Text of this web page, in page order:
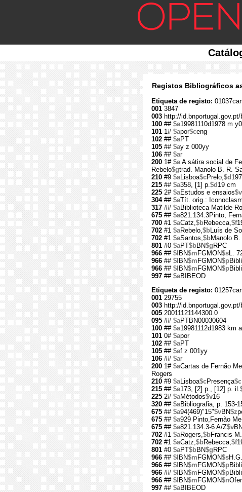
Registos Bibliográficos
Etiqueta de registo:
001 3847
003 http://
100 ## $a19981110d1978 m
101 1# $apor$ceng
102 ## $aPT
105 ## $ay z 000yy
106 ## $ar
200 1# $aA sátira social de
Rebelo$gtrad. Manolo B. R.
210 #9 $aLisboa$cPrelo,$d
215 ## $a358, [1] p.$d 19 cm
225 2# $aEstudos e ensaios$v
304## $aTít. orig.:
317 ## $aBiblioteca Matilde
675 ## $a821.134.3Pinto,
700 #1 $aCatz,$bRebecca,$f
702 #1 $aRebelo,$bLuís de
702 #1 $aSantos,$bManolo B.
801 #0 $aPT$bBN$g RPC
966 ## $l BN$m FGMON$sL.
966 ## $l BN$m FGMON$p
966 ## $l BN$m FGMON$p
997 ## $aBIBEOD
Etiqueta de registo:
001 29755
003 http://
005 20011121144300.0
095 ## $aPTBN00030604
100 ## $a19981112d1983 km
101 0# $apor
102 ## $aPT
105 ## $af z 001yy
106 ## $ar
200 1# $aCartas de Fernão
Rogers
210 #9 $aLisboa$cPresença$c
215 ## $a173, [2] p., [12] p. il.
225 2# $aMétodos$v16
320 ## $aBibliografia, p. 153-
675 ## $a94(469)"15"$vBN$z
675 ## $a929 Pinto,Fernão
675 ## $a821.134.3-6 A/Z$vBN
702 #1 $aRogers,$bFrancis
702 #1 $aCatz,$bRebecca,$f
801 #0 $aPT$bBN$g RPC
966 ## $l BN$m FGMON$s
966 ## $l BN$m FGMON$p
966 ## $l BN$m FGMON$p
966 ## $l BN$m FGMON$n
997 ## $aBIBEOD